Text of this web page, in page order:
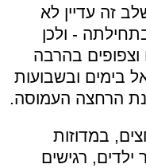
זה עדיין לא
- ולכן
וצפופים בהרבה
בימים ובשבועות
הרחצה העמוסה.
במדוזות
רגישים